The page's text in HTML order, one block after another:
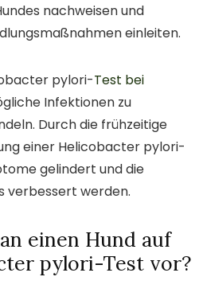
nachweisen und
einleiten.
pylori-Test bei
Infektionen zu
Durch die frühzeitige
einer Helicobacter pylori-
gelindert und die
verbessert werden.
einen Hund auf
pylori-Test vor?